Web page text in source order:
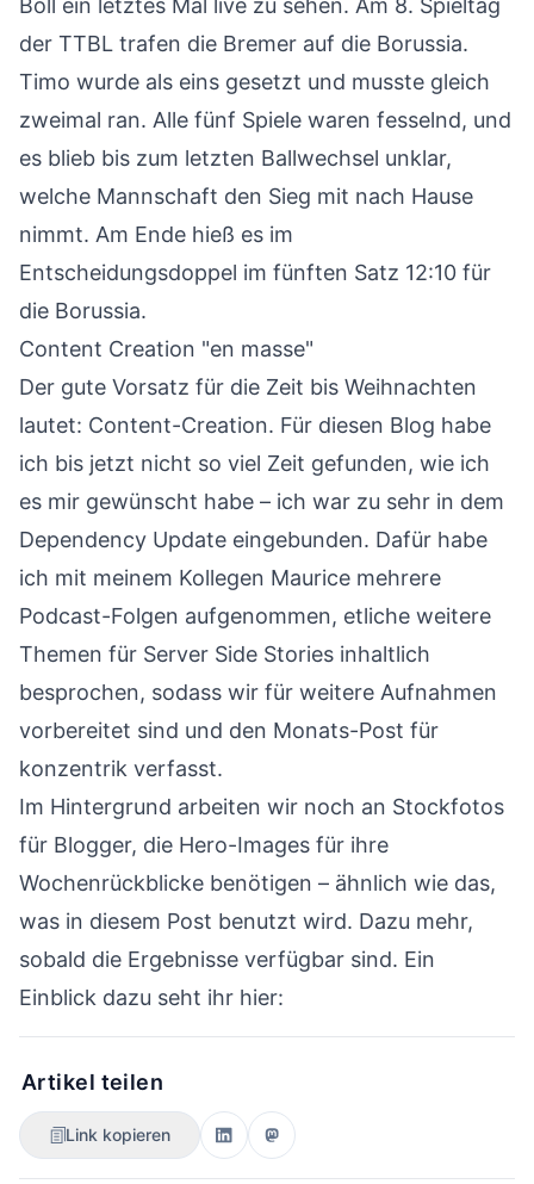
Boll ein letztes Mal live zu sehen. Am 8. Spieltag
der TTBL trafen die Bremer auf die Borussia.
Timo wurde als eins gesetzt und musste gleich
zweimal ran. Alle fünf Spiele waren fesselnd, und
es blieb bis zum letzten Ballwechsel unklar,
welche Mannschaft den Sieg mit nach Hause
nimmt. Am Ende hieß es im
Entscheidungsdoppel im fünften Satz 12:10 für
die Borussia.
Content Creation "en masse"
Der gute Vorsatz für die Zeit bis Weihnachten
lautet: Content-Creation. Für diesen Blog habe
ich bis jetzt nicht so viel Zeit gefunden, wie ich
es mir gewünscht habe – ich war zu sehr in dem
Dependency Update eingebunden. Dafür habe
ich mit meinem Kollegen Maurice mehrere
Podcast-Folgen aufgenommen, etliche weitere
Themen für Server Side Stories inhaltlich
besprochen, sodass wir für weitere Aufnahmen
vorbereitet sind und den Monats-Post für
konzentrik verfasst.
Im Hintergrund arbeiten wir noch an Stockfotos
für Blogger, die Hero-Images für ihre
Wochenrückblicke benötigen – ähnlich wie das,
was in diesem Post benutzt wird. Dazu mehr,
sobald die Ergebnisse verfügbar sind. Ein
Einblick dazu seht ihr hier:
Artikel teilen
Link kopieren